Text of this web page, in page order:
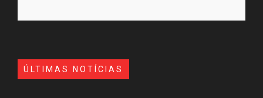
ÚLTIMAS NOTÍCIAS